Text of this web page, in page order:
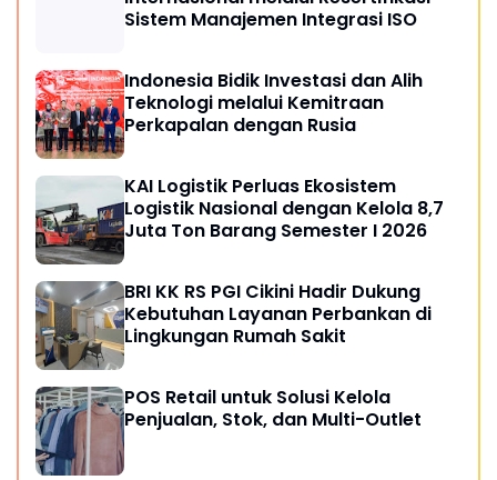
Sistem Manajemen Integrasi ISO
Indonesia Bidik Investasi dan Alih
Teknologi melalui Kemitraan
Perkapalan dengan Rusia
KAI Logistik Perluas Ekosistem
Logistik Nasional dengan Kelola 8,7
Juta Ton Barang Semester I 2026
BRI KK RS PGI Cikini Hadir Dukung
Kebutuhan Layanan Perbankan di
Lingkungan Rumah Sakit
POS Retail untuk Solusi Kelola
Penjualan, Stok, dan Multi-Outlet